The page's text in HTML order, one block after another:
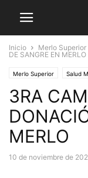
Inicio Merlo Superior
DE SANGRE EN MERLO
Merlo Superior Salud
3RA
MERLO
10 de noviembre de